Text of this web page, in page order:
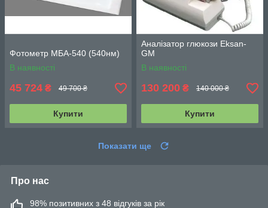
Фотометр МБА-540 (540нм)
В наявності
45 724 ₴ 49 700 ₴
Купити
Аналізатор глюкози Eksan-
GM
В наявності
130 200 ₴ 140 000 ₴
Купити
Показати ще
Про нас
98% позитивних з 48 відгуків за рік